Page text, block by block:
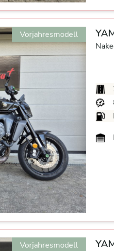
Vorjahresmodell
Vorjahresmodell